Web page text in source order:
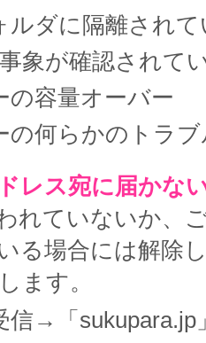
ルダに隔離され
象が確認されて
の容量オーバー
の何らかのトラブ
レス宛に届かな
れていないか、
る場合には解除
ます。
信→「